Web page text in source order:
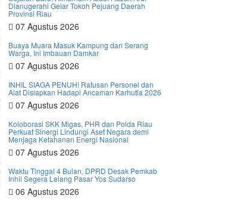
Dianugerahi Gelar Tokoh Pejuang Daerah
Provinsi Riau
07 Agustus 2026
Buaya Muara Masuk Kampung dan Serang
Warga, Ini Imbauan Damkar
07 Agustus 2026
INHIL SIAGA PENUH! Ratusan Personel dan
Alat Disiapkan Hadapi Ancaman Karhutla 2026
07 Agustus 2026
Koloborasi SKK Migas, PHR dan Polda Riau
Perkuat Sinergi Lindungi Aset Negara demi
Menjaga Ketahanan Energi Nasional
07 Agustus 2026
Waktu Tinggal 4 Bulan, DPRD Desak Pemkab
Inhil Segera Lelang Pasar Yos Sudarso
06 Agustus 2026